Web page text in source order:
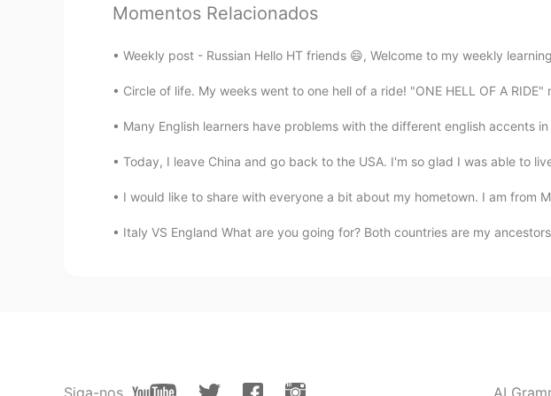
ES EN
Mariel
hobby, comerme los panes 😂😁🐷
ES EN
encanta la cocina pero creo que hornear pan no es lo mío
Momentos Relacionados
Weekly post - Russian Hello HT friends 😄, Welcome to my weekly
Circle of life. My weeks went to one hell of a ride! "ONE HELL OF A
Many English learners have problems with the different english accents
Today, I leave China and go back to the USA. I'm so glad I was able to
I would like to share with everyone a bit about my hometown. I am from
Italy VS England What are you going for? Both countries are my
Siga-nos AI